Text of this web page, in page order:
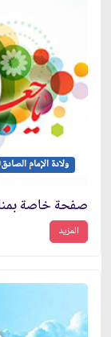
ولادة الإمام
صفحة خاصة
المزيد